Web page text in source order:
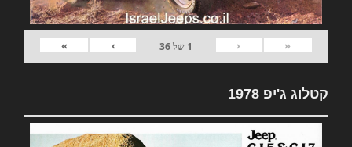
«
‹
1 של36
›
»
קטלוג ג'יפ 1978